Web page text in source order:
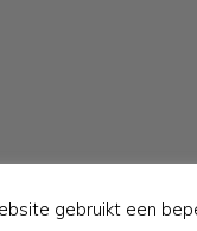
gebruikt een